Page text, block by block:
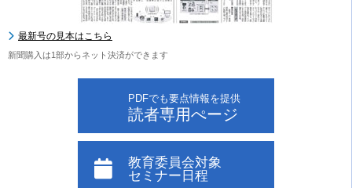
最新号の見本はこちら
新聞購入は1部からネット決済ができます
PDFでも要点情報を提供
読者専用ぺージ
教育委員会対象
セミナー日程